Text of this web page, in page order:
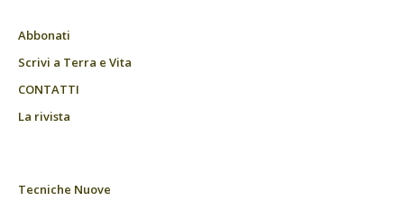
Abbonati
Scrivi a Terra e Vita
CONTATTI
La rivista
Tecniche Nuove